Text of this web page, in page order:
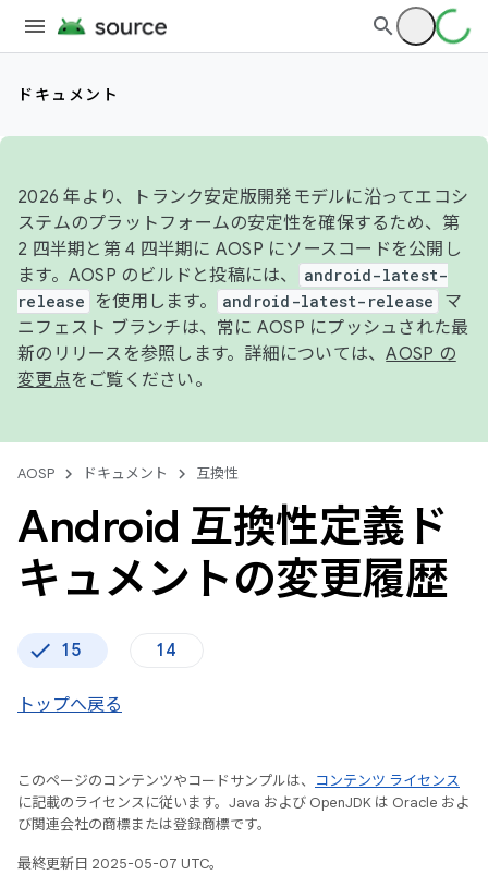
ドキュメント
2026 年より、トランク安定版開発モデルに沿ってエコシ
ステムのプラットフォームの安定性を確保するため、第
2 四半期と第 4 四半期に AOSP にソースコードを公開し
ます。AOSP のビルドと投稿には、
android-latest-
release
を使用します。 android-latest-release
マ
ニフェスト ブランチは、常に AOSP にプッシュされた最
新のリリースを参照します。詳細については、AOSP の
変更点をご覧ください。
AOSP ドキュメント 互換性
Android 互換性定義ド
キュメントの変更履歴
15 14
トップへ戻る
このページのコンテンツやコードサンプルは、
コンテンツ ライセンス
に記載のライセンスに従います。Java および OpenJDK は Oracle およ
び関連会社の商標または登録商標です。
最終更新日 2025-05-07 UTC。